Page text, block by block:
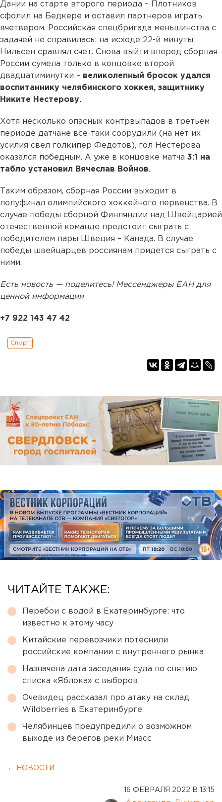
Дании на старте второго периода – Плотников
сфолил на Бедкере и оставил партнеров играть
вчетвером. Российская спецбригада меньшинства с
задачей не справилась: на исходе 22-й минуты
Нильсен сравнял счет. Снова выйти вперед сборная
России сумела только в концовке второй
двадцатиминутки – великолепный бросок удался
воспитаннику челябинского хоккея, защитнику
Никите Нестерову.
Хотя несколько опасных контрвыпадов в третьем
периоде датчане все-таки соорудили (на нет их
усилия свел голкипер Федотов), гол Нестерова
оказался победным. А уже в концовке матча 3:1 на
табло установил Вячеслав Войнов.
Таким образом, сборная России выходит в
полуфинал олимпийского хоккейного первенства. В
случае победы сборной Финляндии над Швейцарией
отечественной команде предстоит сыграть с
победителем пары Швеция – Канада. В случае
победы швейцарцев россиянам придется сыграть с
ними.
Есть новость — поделитесь! Мессенджеры ЕАН для
ценной информации
+7 922 143 47 42
Спорт
ЧИТАЙТЕ ТАКЖЕ:
Перебои с водой в Екатеринбурге: что
известно к этому часу
Китайские перевозчики потеснили
российские компании с внутреннего рынка
Назначена дата заседания суда по снятию
списка «Яблока» с выборов
Очевидец рассказал про атаку на склад
Wildberries в Екатеринбурге
Челябинцев предупредили о возможном
выходе из берегов реки Миасс
← НОВОСТИ
16 ФЕВРАЛЯ 2022 В 13:15